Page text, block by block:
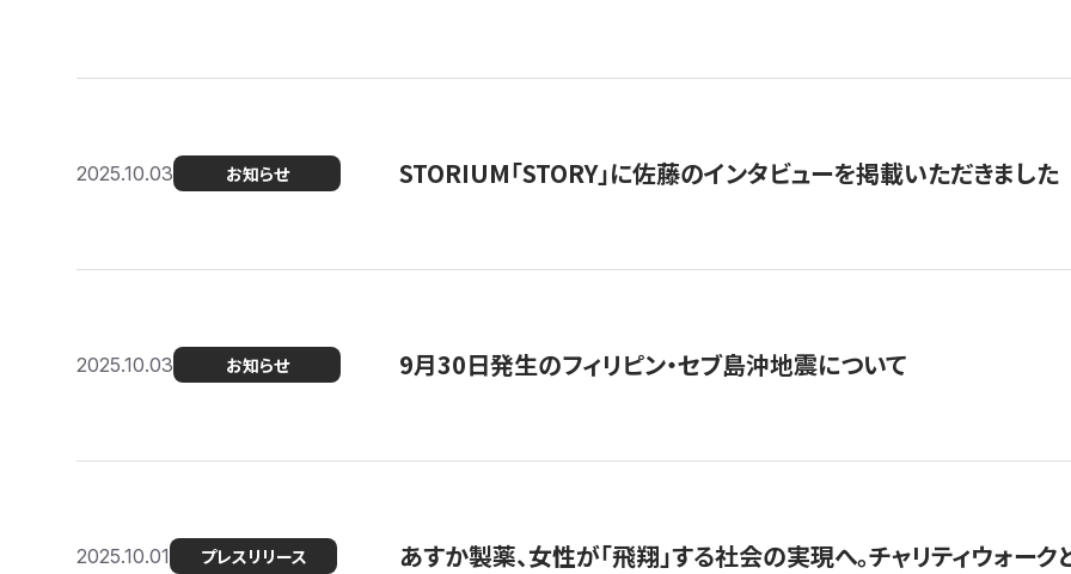
2025.10.03 お知らせ STORIUM「STORY」に佐藤のインタビューを掲載いただきました
2025.10.03 お知らせ 9月30日発生のフィリピン・セブ島沖地震について
2025.10.01 プレスリリース あすか製薬、女性が「飛翔」する社会の実現へ。チャリティウォー